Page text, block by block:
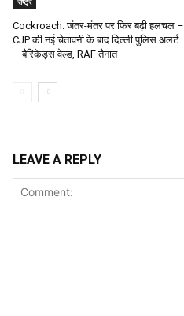
Cockroach: जंतर-मंतर पर फिर बढ़ी हलचल –
CJP की नई चेतावनी के बाद दिल्ली पुलिस अलर्ट
– बैरिकेड्स वेल्ड, RAF तैनात
LEAVE A REPLY